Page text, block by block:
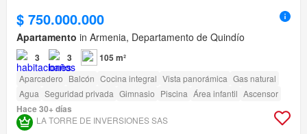
$ 750.000.000
Apartamento in Armenia, Departamento de Quindío
3 3 105 m²
Aparcadero Balcón Cocina integral Vista panorámica Gas natural
Agua Seguridad privada Gimnasio Piscina Área infantil Ascensor
Hace 30+ días
LA TORRE DE INVERSIONES SAS